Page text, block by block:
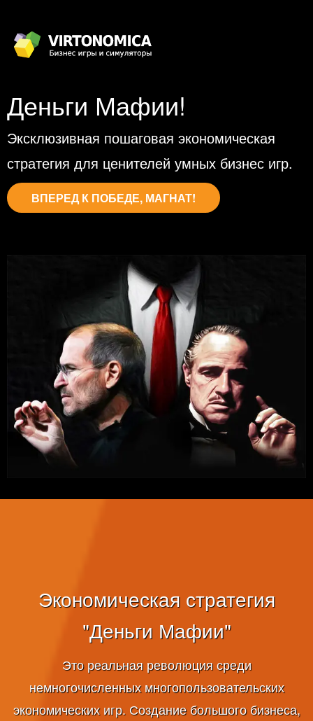
Деньги Мафии!
Эксклюзивная пошаговая экономическая
стратегия для ценителей умных бизнес игр.
ВПЕРЕД К ПОБЕДЕ, МАГНАТ!
Экономическая стратегия
"Деньги Мафии"
Это реальная революция среди
немногочисленных многопользовательских
экономических игр. Создание большого бизнеса,